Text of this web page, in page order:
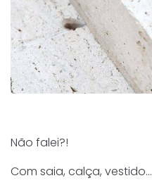
Não falei?!
Com saia, calça, vestido…